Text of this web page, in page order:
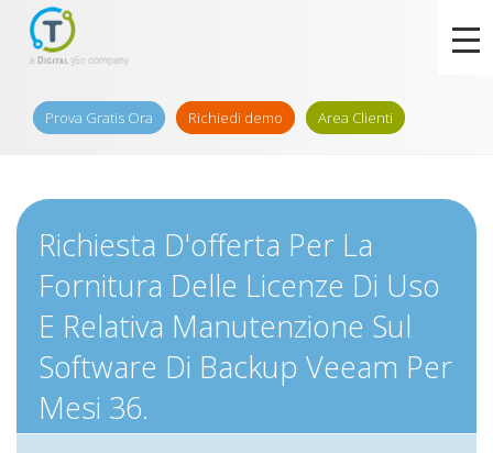
Prova Gratis Ora Richiedi demo Area Clienti
Richiesta D'offerta Per La
Fornitura Delle Licenze Di Uso
E Relativa Manutenzione Sul
Software Di Backup Veeam Per
Mesi 36.